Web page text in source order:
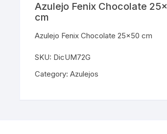
Azulejo Fenix Chocolate
cm
Azulejo Fenix Chocolate 25×50 cm
SKU: DicUM72G
Category: Azulejos